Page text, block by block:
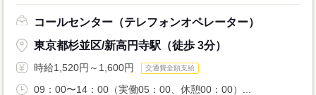
コールセンター（テレフォンオペレーター）
東京都杉並区/新高円寺駅（徒歩 3分）
時給1,520円～1,600円 交通費全額支給
09：00〜14：00（実働05：00、休憩00：00）...